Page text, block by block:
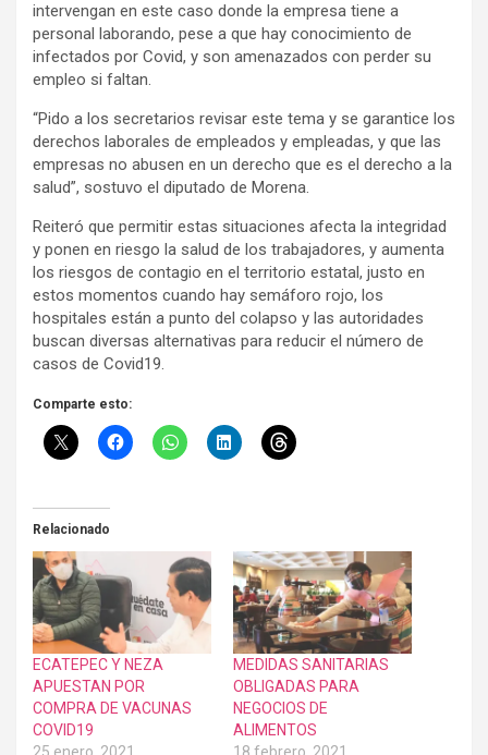
intervengan en este caso donde la empresa tiene a
personal laborando, pese a que hay conocimiento de
infectados por Covid, y son amenazados con perder su
empleo si faltan.
“Pido a los secretarios revisar este tema y se garantice los
derechos laborales de empleados y empleadas, y que las
empresas no abusen en un derecho que es el derecho a la
salud”, sostuvo el diputado de Morena.
Reiteró que permitir estas situaciones afecta la integridad
y ponen en riesgo la salud de los trabajadores, y aumenta
los riesgos de contagio en el territorio estatal, justo en
estos momentos cuando hay semáforo rojo, los
hospitales están a punto del colapso y las autoridades
buscan diversas alternativas para reducir el número de
casos de Covid19.
Comparte esto:
Relacionado
ECATEPEC Y NEZA
APUESTAN POR
COMPRA DE VACUNAS
COVID19
MEDIDAS SANITARIAS
OBLIGADAS PARA
NEGOCIOS DE
ALIMENTOS